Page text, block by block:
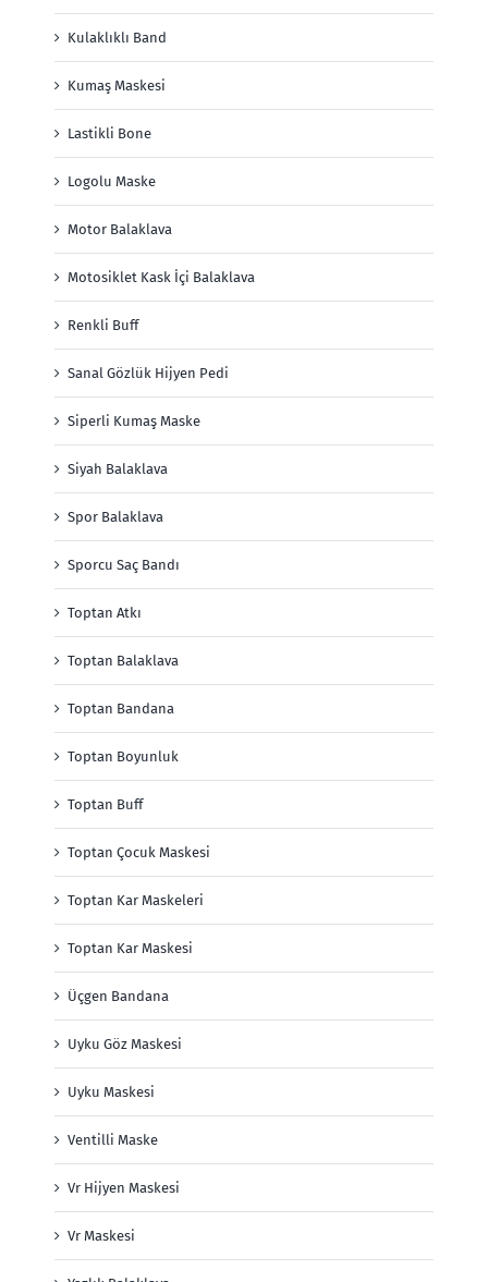
Kulaklıklı Band
Kumaş Maskesi
Lastikli Bone
Logolu Maske
Motor Balaklava
Motosiklet Kask İçi Balaklava
Renkli Buff
Sanal Gözlük Hijyen Pedi
Siperli Kumaş Maske
Siyah Balaklava
Spor Balaklava
Sporcu Saç Bandı
Toptan Atkı
Toptan Balaklava
Toptan Bandana
Toptan Boyunluk
Toptan Buff
Toptan Çocuk Maskesi
Toptan Kar Maskeleri
Toptan Kar Maskesi
Üçgen Bandana
Uyku Göz Maskesi
Uyku Maskesi
Ventilli Maske
Vr Hijyen Maskesi
Vr Maskesi